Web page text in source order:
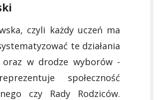
czyli każdy uczeń ma
te działania
oraz w drodze wyborów -
społeczność
czy Rady Rodziców.